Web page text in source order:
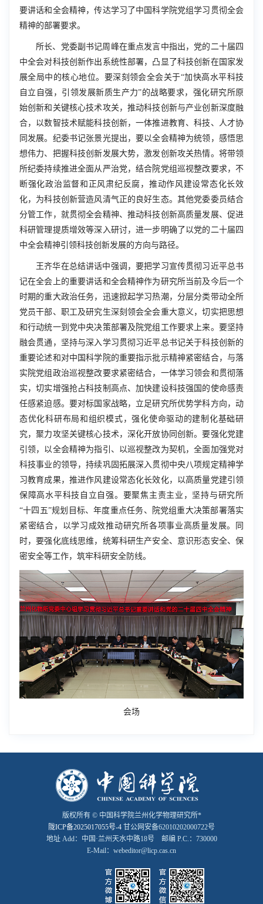
要讲话和全会精神，传达学习了中国科学院党组学习贯彻全会
精神的部署要求。
所长、 党委副书记周峰在重点发言中指出，党的二十届四
中全会对科技创新作出系统性部署，凸显了科技创新在国家发
展全局中的核心地位。要深刻领会全会关于“加快高水平科技
自立自强，引领发展新质生产力”的战略要求，强化研究所原
始创新和关键核心技术攻关，推动科技创新与产业创新深度融
合，以数智技术赋能科技创新，一体推进教育、科技、人才协
同发展。纪委书记张景光提出，要以全会精神为统领，感悟思
想伟力、把握科技创新发展大势，激发创新攻关热情。将带领
所纪委持续推进全面从严治党，结合院党组巡视整改要求，不
断强化政治监督和正风肃纪反腐，推动作风建设常态化长效
化，为科技创新营造风清气正的良好生态。其他党委委员结合
分管工作，就贯彻全会精神、推动科技创新高质量发展、促进
科研管理提质增效等深入研讨，进一步明确了以党的二十届四
中全会精神引领科技创新发展的方向与路径。
王齐华在总结讲话中强调，要把学习宣传贯彻习近平总书
记在全会上的重要讲话和全会精神作为研究所当前及今后一个
时期的重大政治任务，迅速掀起学习热潮，分层分类带动全所
党员干部、职工及研究生深刻领会全会重大意义，切实把思想
和行动统一到党中央决策部署及院党组工作要求上来。要坚持
融会贯通，坚持与深入学习贯彻习近平总书记关于科技创新的
重要论述和对中国科学院的重要指示批示精神紧密结合，与落
实院党组政治巡视整改要求紧密结合，一体学习领会和贯彻落
实，切实增强抢占科技制高点、加快建设科技强国的使命感责
任感紧迫感。要对标国家战略，立足研究所优势学科方向，动
态优化科研布局和组织模式，强化使命驱动的建制化基础研
究，聚力攻坚关键核心技术，深化开放协同创新。要强化党建
引领，以全会精神为指引、以巡视整改为契机，全面加强党对
科技事业的领导，持续巩固拓展深入贯彻中央八项规定精神学
习教育成果，推进作风建设常态化长效化，以高质量党建引领
保障高水平科技自立自强。要聚焦主责主业，坚持与研究所
“十四五”规划目标、年度重点任务、院党组重大决策部署落实
紧密结合，以学习成效推动研究所各项事业高质量发展。同
时，要强化底线思维，统筹科研生产安全、意识形态安全、保
密安全等工作，筑牢科研安全防线。
会场
版权所有 © 中国科学院兰州化学物理研究所*
陇ICP备2025017055号-4 甘公网安备62010202000722号
地址 Add：中国·兰州天水中路18号 邮编 P.C.：730000
E-Mail：webeditor@licp.cas.cn